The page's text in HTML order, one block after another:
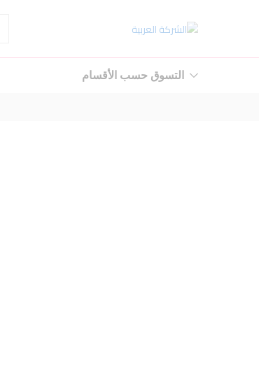
التسوق حسب الأقسام